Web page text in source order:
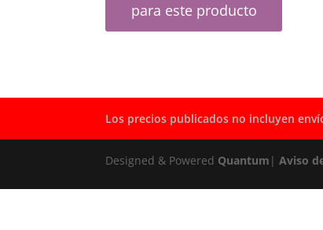
para este producto
Los precios publicados no incluyen
Designed & Powered Quantum |Aviso